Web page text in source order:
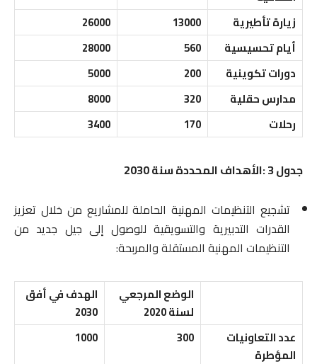
زيارة تأطيرية 13000
26000
أيام تحسيسية
560
28000
دورات تكوينية
200
5000
مدارس حقلية
320
8000
رحلات
170
3400
جدول 3 :الأهداف المحددة سنة 2030
تشجيع التنظيمات المهنية الحاملة للمشاريع من خلال تعزيز
القدرات التدبيرية والتسويقية للوصول إلى جيل جديد من
التنظيمات المهنية المستقلة والمربحة:
الوضع المرجعي
لسنة 2020
الهدف في أفق
2030
عدد التعاونيات
المؤطرة
300
1000